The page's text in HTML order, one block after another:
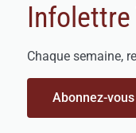
Infolettre
Chaque semaine,
Abonnez-vous